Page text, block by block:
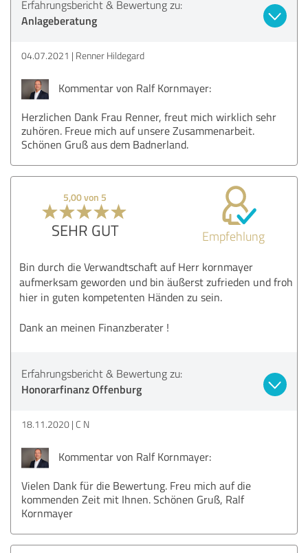
Erfahrungsbericht & Bewertung zu:
Anlageberatung
04.07.2021 Renner Hildegard
Kommentar von Ralf Kornmayer:
Herzlichen Dank Frau Renner, freut mich wirklich sehr
zuhören. Freue mich auf unsere Zusammenarbeit.
Schönen Gruß aus dem Badnerland.
5,00 von 5
SEHR GUT Empfehlung
Bin durch die Verwandtschaft auf Herr kornmayer
aufmerksam geworden und bin äußerst zufrieden und froh
hier in guten kompetenten Händen zu sein.
Dank an meinen Finanzberater !
Erfahrungsbericht & Bewertung zu:
Honorarfinanz Offenburg
18.11.2020 C N
Kommentar von Ralf Kornmayer:
Vielen Dank für die Bewertung. Freu mich auf die
kommenden Zeit mit Ihnen. Schönen Gruß, Ralf
Kornmayer